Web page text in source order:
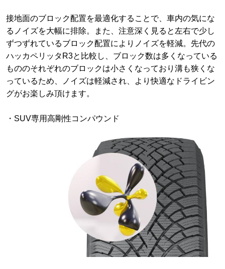
接地面のブロック配置を最適化することで、車内の気にな
るノイズを大幅に排除。また、注意深く見ると左右で少し
ずつずれているブロック配置によりノイズを軽減。先代の
ハッカペリッタR3と比較し、ブロック数は多くなっている
もののそれぞれのブロックは小さくなっており溝も狭くな
っているため、ノイズは軽減され、より快適なドライビン
グがお楽しみ頂けます。
・SUV専用高剛性コンパウンド